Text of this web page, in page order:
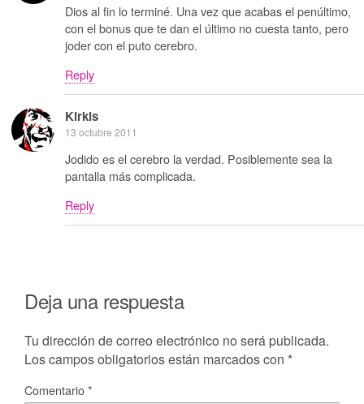
Dios al fin lo terminé. Una vez que acabas el penúltimo,
con el bonus que te dan el último no cuesta tanto, pero
joder con el puto cerebro.
Reply
Kirkis
13 octubre 2011
Jodido es el cerebro la verdad. Posiblemente sea la
pantalla más complicada.
Reply
Deja una respuesta
Tu dirección de correo electrónico no será publicada.
Los campos obligatorios están marcados con *
Comentario*